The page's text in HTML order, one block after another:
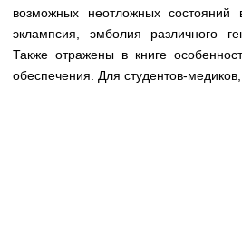
Нормы лабораторных и
исследований
Обратная связь
возможных неотложных состояний
эклампсия, эмболия различного
Также отражены в книге
обеспечения. Для студентов-